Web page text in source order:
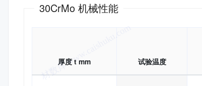
30CrMo 机械性能
厚度 t mm 试验温度